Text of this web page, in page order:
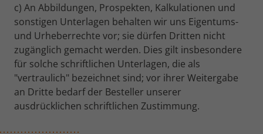
c) An Abbildungen, Prospekten, Kalkulationen und
sonstigen Unterlagen behalten wir uns Eigentums-
und Urheberrechte vor; sie dürfen Dritten nicht
zugänglich gemacht werden. Dies gilt insbesondere
für solche schriftlichen Unterlagen, die als
"vertraulich" bezeichnet sind; vor ihrer Weitergabe
an Dritte bedarf der Besteller unserer
ausdrücklichen schriftlichen Zustimmung.
Zweck
Benutzern, speichert und zählt
Seitenaufrufe.
Name _gid
Anbieter Google Analytics
Laufzeit 24 Stunden
Name _tt_sessionId
Anbieter TikTok
Laufzeit 13 Monate
Misst die Leistung von TikTok